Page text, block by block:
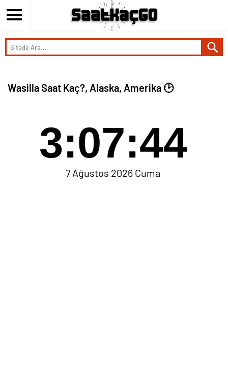
Wasilla Saat Kaç?, Alaska, Amerika 🕑
3:07:44
7 Ağustos 2026 Cuma